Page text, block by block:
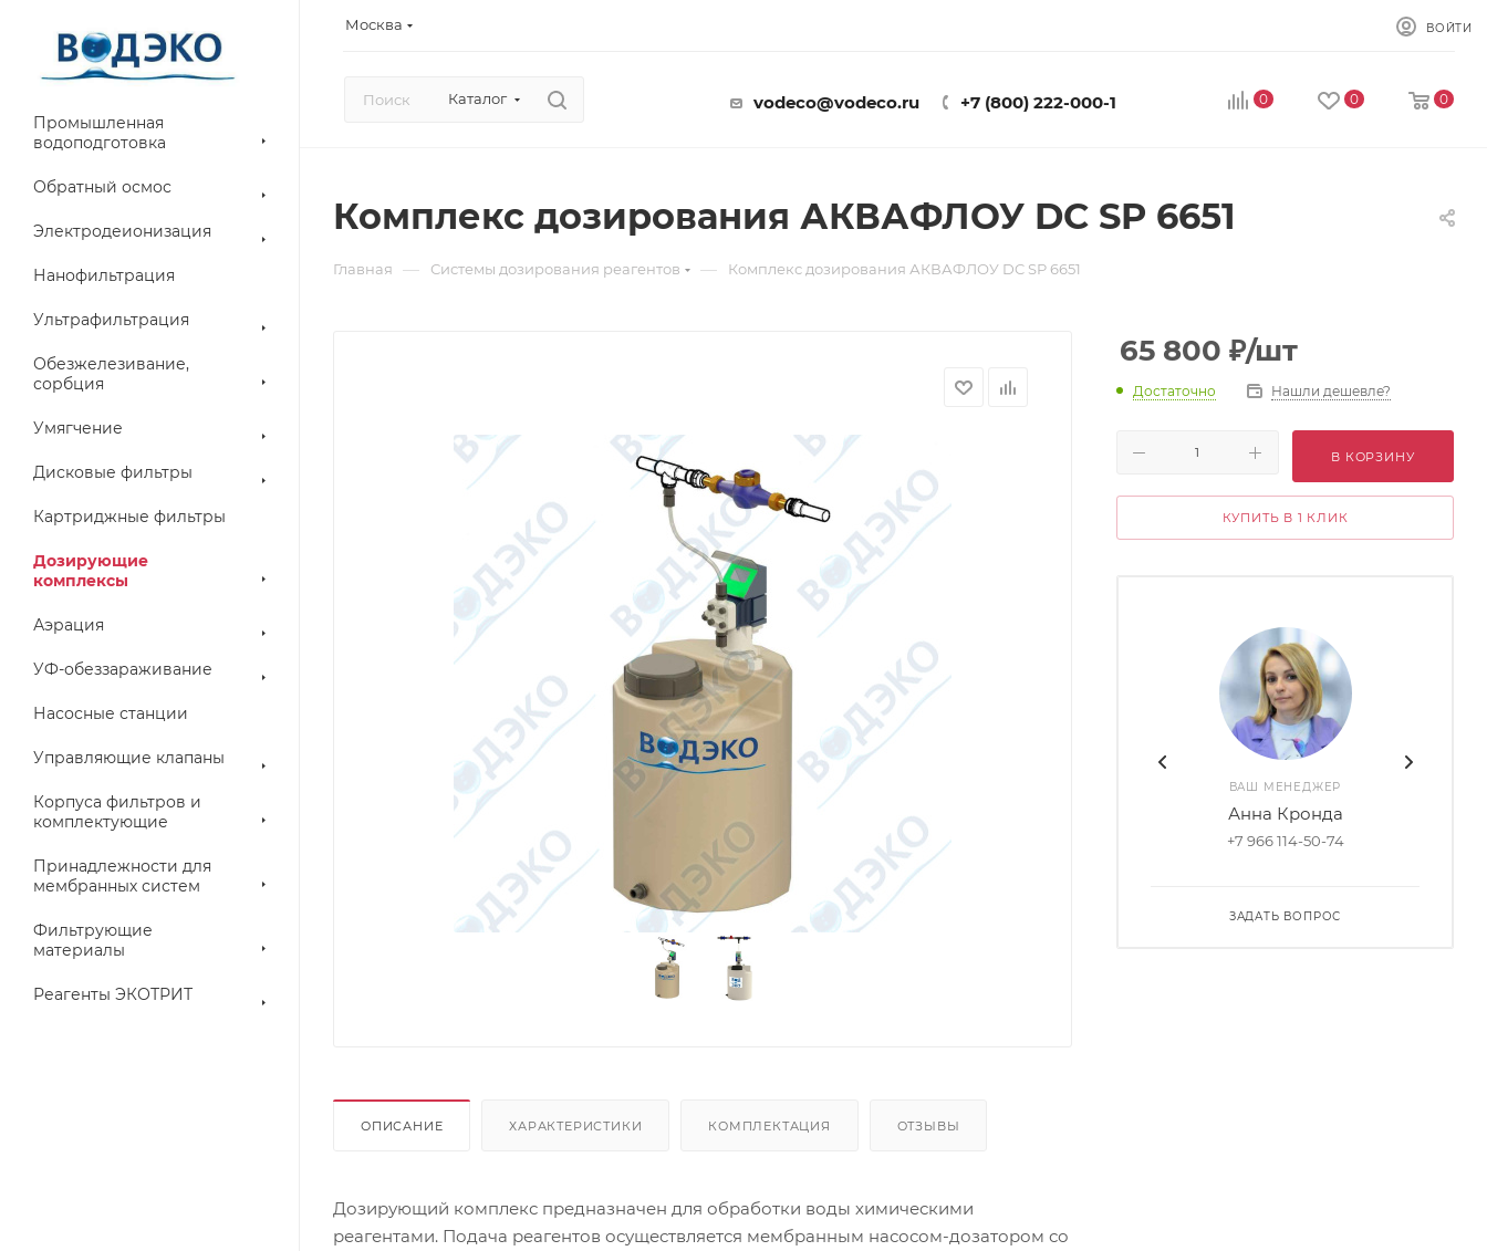
Москва ВОЙТИ
Каталог vodeco@vodeco.ru +7 (800) 222-000-1 0 0 0
Промышленная
водоподготовка
Обратный осмос
Электродеионизация
Нанофильтрация
Ультрафильтрация
Обезжелезивание,
сорбция
Умягчение
Дисковые фильтры
Картриджные фильтры
Дозирующие
комплексы
Аэрация
УФ-обеззараживание
Насосные станции
Управляющие клапаны
Корпуса фильтров и
комплектующие
Принадлежности для
мембранных систем
Фильтрующие
материалы
Реагенты ЭКОТРИТ
Комплекс дозирования АКВАФЛОУ DC SP 6651
Главная — Системы дозирования реагентов — Комплекс дозирования АКВАФЛОУ DC SP 6651
ОПИСАНИЕ ХАРАКТЕРИСТИКИ КОМПЛЕКТАЦИЯ ОТЗЫВЫ
Дозирующий комплекс предназначен для обработки воды химическими
реагентами. Подача реагентов осуществляется мембранным насосом-дозатором со
65 800 ₽/шт
Достаточно Нашли дешевле?
В КОРЗИНУ
КУПИТЬ В 1 КЛИК
ВАШ МЕНЕДЖЕР
Анна Кронда
+7 966 114-50-74
ЗАДАТЬ ВОПРОС